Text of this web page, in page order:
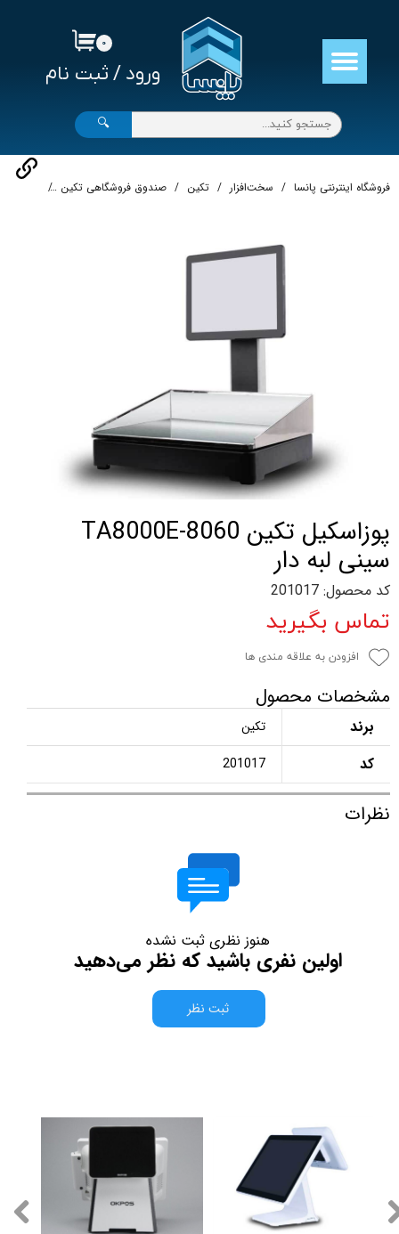
ورود / ثبت نام
حساب کاربری من
تغییر گذر واژه
سفارشات
خروج از حساب کاربری
۰
🔍
فروشگاه اینترنتی پانسا سخت‌افزار تکین صندوق فروشگاهی تکین
پوزاسکیل تکین TA8000E-8060
سینی لبه دار
کد محصول: 201017
تماس بگیرید
افزودن به علاقه مندی ها
مشخصات محصول
برند تکین
کد 201017
نظرات
هنوز نظری ثبت نشده
اولین نفری باشید که نظر می‌دهید
ثبت نظر